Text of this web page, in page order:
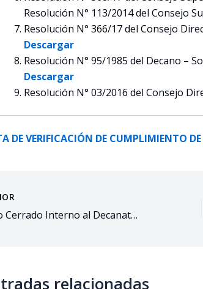
Resolución N° 113/2014 del Consejo
Resolución N° 366/17 del Consejo
Descargar
Resolución N° 95/1985 del Decano –
Descargar
Resolución N° 03/2016 del Consejo
DE VERIFICACIÓN DE CUMPLIMIENTO
Concurso Cerrado Interno al Decanato de esta Facultad - Jefe/a de Supervisión de Consejo Directivo
relacionadas